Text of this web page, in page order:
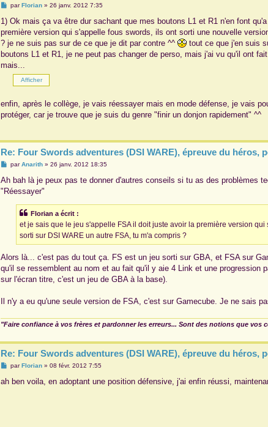
M
s
a
g
e
parFlorian »26 janv. 2012 7:35
1) Ok mais ça va être dur sachant que mes boutons L1 et R1 n'en font
première version qui s'appelle fous swords, ils ont sorti une nouvelle
? je ne suis pas sur de ce que je dit par contre ^^
tout ce que j'en suis
boutons L1 et R1, je ne peut pas changer de perso, mais j'ai vu qu'il ont
mais...
enfin, après le collège, je vais réessayer mais en mode défense, je vais
protéger, car je trouve que je suis du genre "finir un donjon rapidement" ^^
Re: Four Swords adventures (DSI WARE), épreuve du héros,
M
s
a
parAnarith »26 janv. 2012 18:35
Ah bah là je peux pas te donner d'autres conseils si tu as des problèmes
"Réessayer"
Florian a écrit :
et je sais que le jeu s'appelle FSA il doit juste avoir la première version
sorti sur DSI WARE un autre FSA, tu m'a compris ?
Alors là... c'est pas du tout ça. FS est un jeu sorti sur GBA, et FSA sur
qu'il se ressemblent au nom et au fait qu'il y aie 4 Link et une
sur l'écran titre, c'est un jeu de GBA à la base).
Il n'y a eu qu'une seule version de FSA, c'est sur Gamecube. Je ne sais
"Faire confiance à vos frères et pardonner les erreurs... Sont des notions que
Re: Four Swords adventures (DSI WARE), épreuve du héros,
M
s
parFlorian »08 févr. 2012 7:55
ah ben voila, en adoptant une position défensive, j'ai enfin réussi,